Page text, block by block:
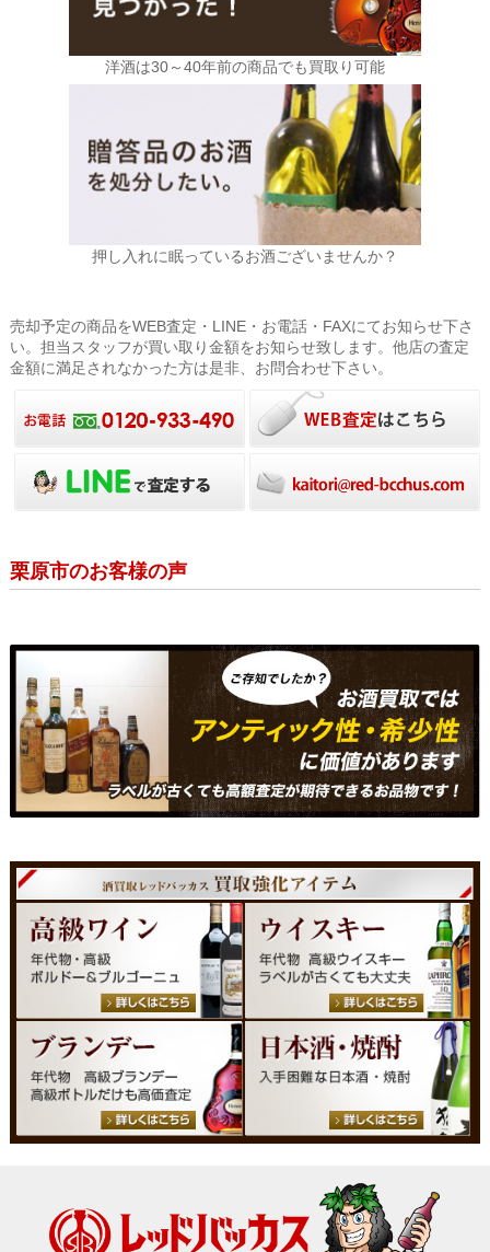
洋酒は30～40年前の商品でも買取り可能
押し入れに眠っているお酒ございませんか？
売却予定の商品をWEB査定・LINE・お電話・FAXにてお知らせ下さ
い。担当スタッフが買い取り金額をお知らせ致します。他店の査定
金額に満足されなかった方は是非、お問合わせ下さい。
栗原市のお客様の声